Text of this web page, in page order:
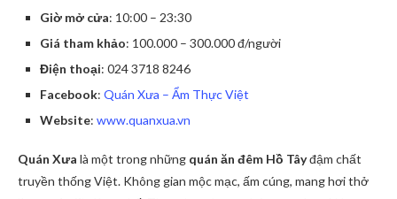
Giờ mở cửa: 10:00 – 23:30
Giá tham khảo: 100.000 – 300.000 đ/người
Điện thoại: 024 3718 8246
Facebook: Quán Xưa – Ẩm Thực Việt
Website: www.quanxua.vn
Quán Xưa là một trong những quán ăn đêm Hồ Tâyđậm chất
truyền thống Việt. Không gian mộc mạc, ấm cúng, mang hơi thở